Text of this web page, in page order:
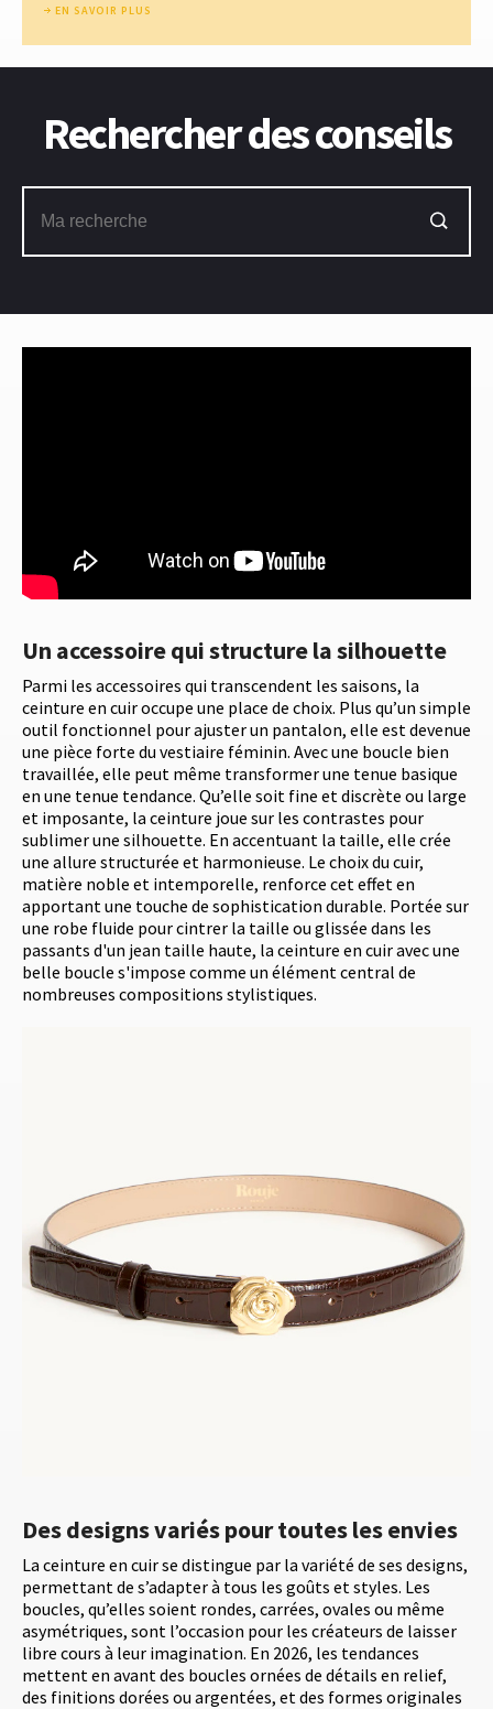
Un accessoire qui structure la silhouette
Parmi les accessoires qui transcendent les saisons, la
ceinture en cuir occupe une place de choix. Plus qu’un simple
outil fonctionnel pour ajuster un pantalon, elle est devenue
une pièce forte du vestiaire féminin. Avec une boucle bien
travaillée, elle peut même transformer une tenue basique
en une tenue tendance. Qu’elle soit fine et discrète ou large
et imposante, la ceinture joue sur les contrastes pour
sublimer une silhouette. En accentuant la taille, elle crée
une allure structurée et harmonieuse. Le choix du cuir,
matière noble et intemporelle, renforce cet effet en
apportant une touche de sophistication durable. Portée sur
une robe fluide pour cintrer la taille ou glissée dans les
passants d'un jean taille haute, la ceinture en cuir avec une
belle boucle s'impose comme un élément central de
nombreuses compositions stylistiques.
Des designs variés pour toutes les envies
La ceinture en cuir se distingue par la variété de ses designs,
permettant de s’adapter à tous les goûts et styles. Les
boucles, qu’elles soient rondes, carrées, ovales ou même
asymétriques, sont l’occasion pour les créateurs de laisser
libre cours à leur imagination. En 2026, les tendances
mettent en avant des boucles ornées de détails en relief,
des finitions dorées ou argentées, et des formes originales
EN SAVOIR PLUS
Rechercher des conseils